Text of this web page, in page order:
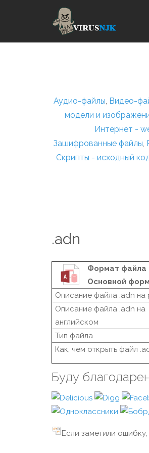
Аудио-файлы, Видео-
модели и
Интернет -
Зашифрованные файлы,
Скрипты - исходный
.adn
Формат файла
Основной
Описание файла .adn на
Описание файла .adn на
английском
Тип файла
Как, чем открыть файл
Буду
Если заметили